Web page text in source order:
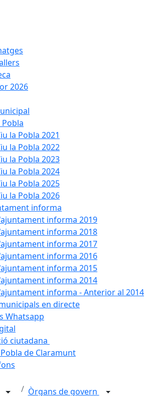
2026
la Pobla 2021
la Pobla 2022
la Pobla 2023
la Pobla 2024
la Pobla 2025
la Pobla 2026
informa
informa 2019
informa 2018
informa 2017
informa 2016
informa 2015
informa 2014
informa - Anterior al 2014
en directe
Whatsapp
ciutadana
de Claramunt
Òrgans de govern